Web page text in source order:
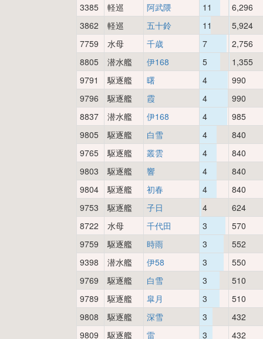
3385
軽巡 阿武隈 11
6,296
3862
軽巡 五十鈴 11
5,924
7759
水母 千歳 7
2,756
8805
潜水艦 伊168 5
1,355
9791
駆逐艦 曙 4
990
9796
駆逐艦 霞 4
990
8837
潜水艦 伊168 4
985
9805
駆逐艦 白雪 4
840
9765
駆逐艦 叢雲 4
840
9803
駆逐艦 響 4
840
9804
駆逐艦 初春 4
840
9753
駆逐艦 子日 4
624
8722
水母 千代田 3
570
9759
駆逐艦 時雨 3
552
9398
潜水艦 伊58 3
550
9769
駆逐艦 白雪 3
510
9789
駆逐艦 皐月 3
510
9808
駆逐艦 深雪 3
432
9809
駆逐艦 雷 3
432